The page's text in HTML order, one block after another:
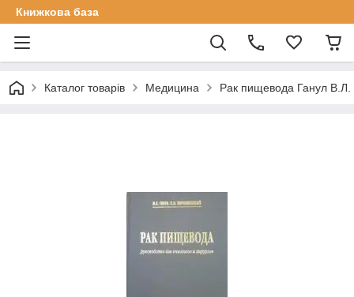
Книжкова база
Каталог товарів Медицина Рак пищевода Ганул В.Л.